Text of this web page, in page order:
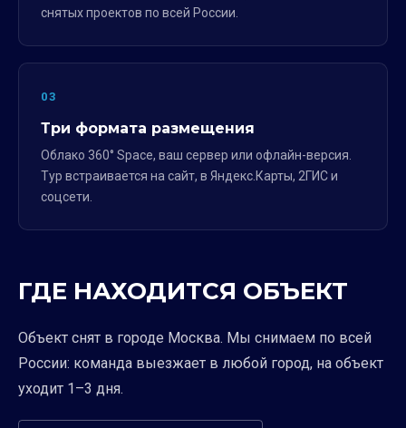
снятых проектов по всей России.
03
Три формата размещения
Облако 360° Space, ваш сервер или офлайн-версия.
Тур встраивается на сайт, в Яндекс.Карты, 2ГИС и
соцсети.
ГДЕ НАХОДИТСЯ ОБЪЕКТ
Объект снят в городе Москва. Мы снимаем по всей
России: команда выезжает в любой город, на объект
уходит 1–3 дня.